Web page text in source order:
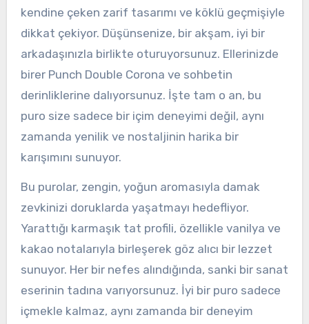
kendine çeken zarif tasarımı ve köklü geçmişiyle
dikkat çekiyor. Düşünsenize, bir akşam, iyi bir
arkadaşınızla birlikte oturuyorsunuz. Ellerinizde
birer Punch Double Corona ve sohbetin
derinliklerine dalıyorsunuz. İşte tam o an, bu
puro size sadece bir içim deneyimi değil, aynı
zamanda yenilik ve nostaljinin harika bir
karışımını sunuyor.
Bu purolar, zengin, yoğun aromasıyla damak
zevkinizi doruklarda yaşatmayı hedefliyor.
Yarattığı karmaşık tat profili, özellikle vanilya ve
kakao notalarıyla birleşerek göz alıcı bir lezzet
sunuyor. Her bir nefes alındığında, sanki bir sanat
eserinin tadına varıyorsunuz. İyi bir puro sadece
içmekle kalmaz, aynı zamanda bir deneyim